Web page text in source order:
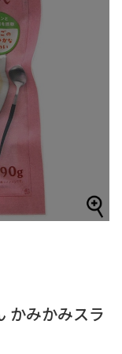
かみかみスラ